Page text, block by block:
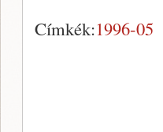
Címkék:1996-05